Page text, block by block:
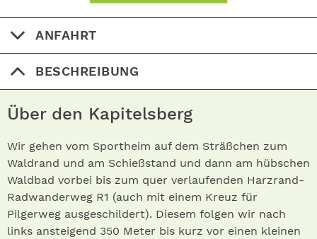
ANFAHRT
BESCHREIBUNG
Über den Kapitelsberg
Wir gehen vom Sportheim auf dem Sträßchen zum
Waldrand und am Schießstand und dann am hübschen
Waldbad vorbei bis zum quer verlaufenden Harzrand-
Radwanderweg R1 (auch mit einem Kreuz für
Pilgerweg ausgeschildert). Diesem folgen wir nach
links ansteigend 350 Meter bis kurz vor einen kleinen